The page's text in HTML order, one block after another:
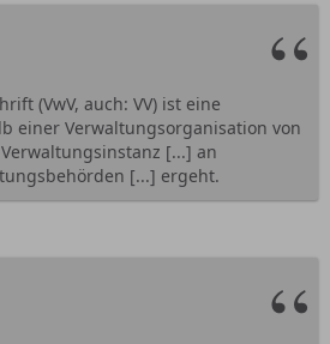
(VwV, auch: VV) ist eine
einer Verwaltungsorganisation von
[...] an
[...] ergeht.